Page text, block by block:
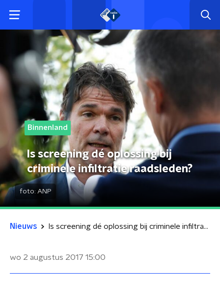
Binnenland
Is screening dé oplossing bij
criminele infiltratie raadsleden?
foto: ANP
Nieuws Is screening dé oplossing bij criminele infiltratie raadsleden?
wo 2 augustus 2017 15:00